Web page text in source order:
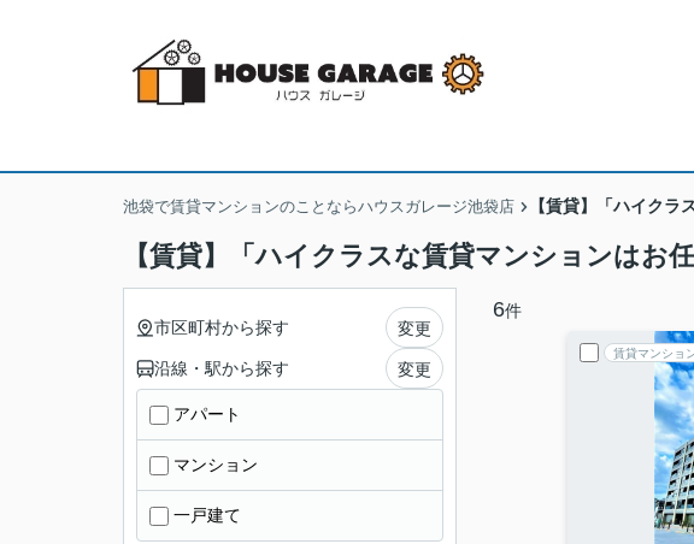
池袋で賃貸マンションのことならハウスガレージ池袋店 【賃貸】「ハイクラ
【賃貸】「ハイクラスな賃貸マンションはお
6件
賃貸マンショ
市区町村から探す 変更
沿線・駅から探す 変更
アパート
マンション
一戸建て